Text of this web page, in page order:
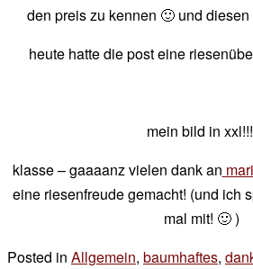
den preis zu kennen 🙂 und
heute hatte die post eine
mein bild in
klasse – gaaaanz vielen dank an
eine riesenfreude gemacht! (und ich
mal mit! 🙂 )
Posted in Allgemein, baumhaftes,